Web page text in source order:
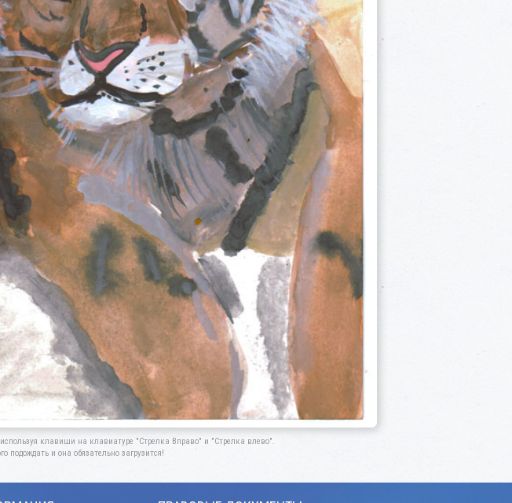
клавиши на клавиатуре "Стрелка Вправо" и "Стрелка влево".
подождать и она обязательно загрузится!